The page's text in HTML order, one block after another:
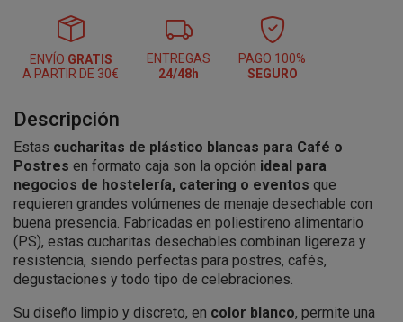
ENVÍO GRATIS
A PARTIR DE 30€
ENTREGAS
24/48h
PAGO 100%
SEGURO
Descripción
Estas cucharitas de plástico blancas para Café o
Postres en formato caja son la opción ideal para
negocios de hostelería, catering o eventos que
requieren grandes volúmenes de menaje desechable con
buena presencia. Fabricadas en poliestireno alimentario
(PS), estas cucharitas desechables combinan ligereza y
resistencia, siendo perfectas para postres, cafés,
degustaciones y todo tipo de celebraciones.
Su diseño limpio y discreto, en color blanco, permite una